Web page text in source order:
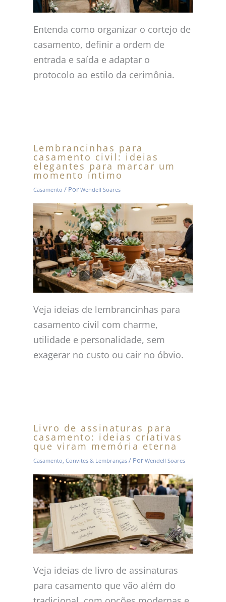
Entenda como organizar o cortejo de
casamento, definir a ordem de
entrada e saída e adaptar o
protocolo ao estilo da cerimônia.
Lembrancinhas para
casamento civil: ideias
elegantes para marcar um
momento íntimo
Casamento / Por Wendell Soares
Veja ideias de lembrancinhas para
casamento civil com charme,
utilidade e personalidade, sem
exagerar no custo ou cair no óbvio.
Livro de assinaturas para
casamento: ideias criativas
que viram memória eterna
Casamento Convites & Lembranças/ Por Wendell Soares
Veja ideias de livro de assinaturas
para casamento que vão além do